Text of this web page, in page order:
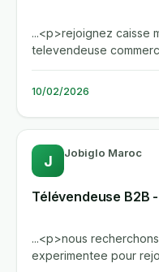
...<p>rejoignez caisse
televendeuse
responsable de la
10/02/2026
J Jobiglo Maroc
Télévendeuse B2B
...<p>nous
experimentee pour